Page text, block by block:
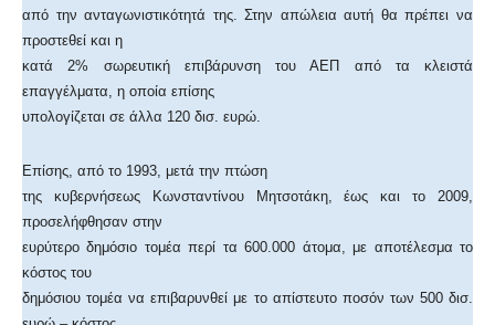
από την ανταγωνιστικότητά της. Στην απώλεια αυτή θα πρέπει να
προστεθεί και η
κατά 2% σωρευτική επιβάρυνση του ΑΕΠ από τα κλειστά
επαγγέλματα, η οποία επίσης
υπολογίζεται σε άλλα 120 δισ. ευρώ.
Επίσης, από το 1993, μετά την πτώση
της κυβερνήσεως Κωνσταντίνου Μητσοτάκη, έως και το 2009,
προσελήφθησαν στην
ευρύτερο δημόσιο τομέα περί τα 600.000 άτομα, με αποτέλεσμα το
κόστος του
δημόσιου τομέα να επιβαρυνθεί με το απίστευτο ποσόν των 500 δισ.